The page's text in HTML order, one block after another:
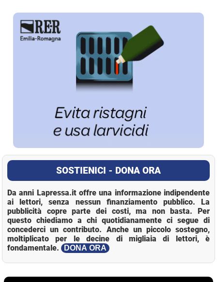
La Pressa
SOSTIENICI - DONA ORA
Da anni Lapressa.it offre una informazione indipendente
ai lettori, senza nessun finanziamento pubblico. La
pubblicità copre parte dei costi, ma non basta. Per
questo chiediamo a chi quotidianamente ci segue di
concederci un contributo. Anche un piccolo sostegno,
moltiplicato per le decine di migliaia di lettori, è
fondamentale.
DONA ORA